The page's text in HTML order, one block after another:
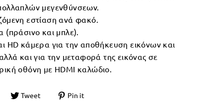
μεγενθύνσεων.
εστίαση ανά φακό.
(πράσινο και μπλε).
HD κάμερα για την αποθήκευση εικόνων και
και για την μεταφορά της εικόνας σε
οθόνη με HDMI καλώδιο.
Tweet Pin it